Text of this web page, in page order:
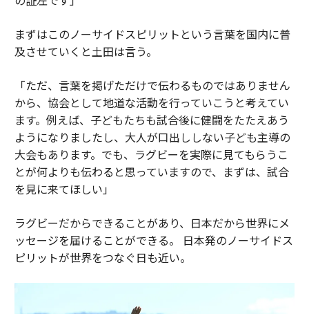
まずはこのノーサイドスピリットという言葉を国内に普
及させていくと土田は言う。
「ただ、言葉を掲げただけで伝わるものではありません
から、協会として地道な活動を行っていこうと考えてい
ます。例えば、子どもたちも試合後に健闘をたたえあう
ようになりましたし、大人が口出ししない子ども主導の
大会もあります。でも、ラグビーを実際に見てもらうこ
とが何よりも伝わると思っていますので、まずは、試合
を見に来てほしい」
ラグビーだからできることがあり、日本だから世界にメ
ッセージを届けることができる。 日本発のノーサイドス
ピリットが世界をつなぐ日も近い。